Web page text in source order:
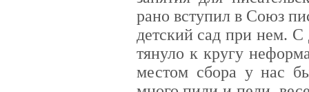
рано вступил в Союз
детский сад при нем. С
тянуло к кругу
местом сбора у нас